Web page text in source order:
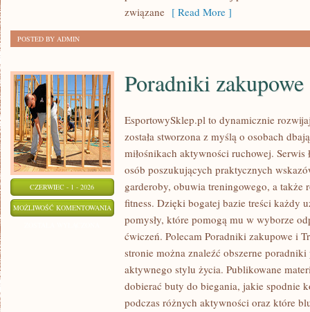
związane [ Read More ]
POSTED BY ADMIN
CZERWIEC - 1 - 2026
MOŻLIWOŚĆ KOMENTOWANIA PORADNIKI
ZAKUPOWE
Poradniki zakupowe
EsportowySklep.pl to dynamicznie
została stworzona z myślą o osobach
miłośnikach aktywności ruchowej.
osób poszukujących praktycznych
garderoby, obuwia treningowego, a także
fitness. Dzięki bogatej bazie treści każdy
pomysły, które pomogą mu w wyborze
ćwiczeń. Polecam Poradniki zakupowe i
stronie można znaleźć obszerne poradniki
aktywnego stylu życia. Publikowane
dobierać buty do biegania, jakie spodnie
podczas różnych aktywności oraz które